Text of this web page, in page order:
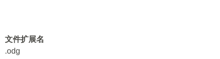
文件扩展名
.odg